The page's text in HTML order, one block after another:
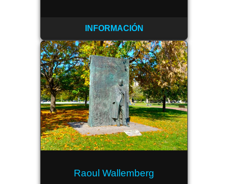
INFORMACIÓN
Raoul Wallemberg